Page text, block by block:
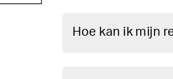
Hoe kan ik mijn